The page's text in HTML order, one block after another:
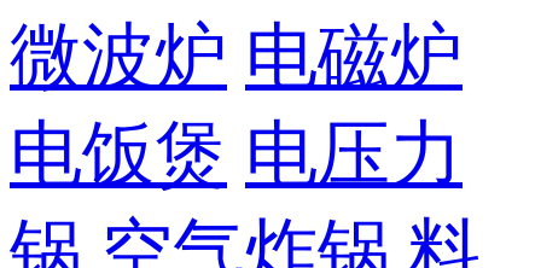
微波炉 电磁炉
电饭煲 电压力
锅 空气炸锅 料